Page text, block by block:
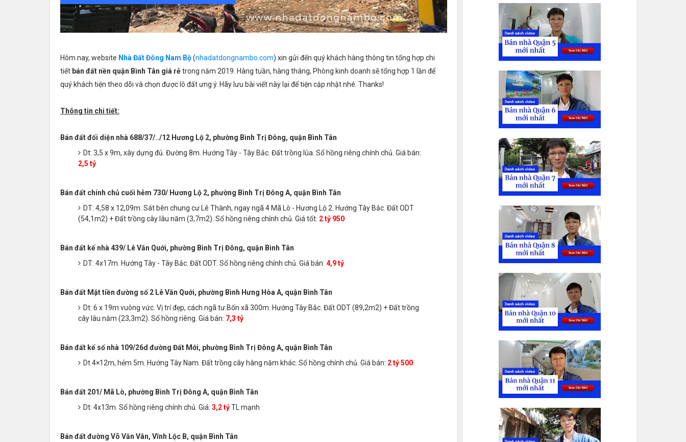
Hôm nay, website Nhà Đất Đông Nam Bộ(nhadatdongnambo.com) xin gửi đến quý khách hàng thông tin tổng hợp chi
tiết bán đất nền quận Bình Tân giá rẻtrong năm 2019. Hàng tuần, hàng tháng, Phòng kinh doanh sẽ tổng hợp 1 lần để
quý khách tiện theo dõi và chọn được lô đất ưng ý. Hãy lưu bài viết này lại để tiện cập nhật nhé. Thanks!
Thông tin chi tiết:
Bán đất đối diện nhà 688/37/../12 Hương Lộ 2, phường Bình Trị Đông, quận Bình Tân
Dt: 3,5 x 9m, xây dựng đủ. Đường 8m. Hướng Tây - Tây Bắc. Đất trồng lúa. Sổ hồng riêng chính chủ. Giá bán:
2,5 tỷ
Bán đất chính chủ cuối hẻm 730/ Hương Lộ 2, phường Bình Trị Đông A, quận Bình Tân
DT: 4,58 x 12,09m. Sát bên chung cư Lê Thành, ngay ngã 4 Mã Lò - Hương Lộ 2. Hướng Tây Bắc. Đất ODT
(54,1m2) + Đất trồng cây lâu năm (3,7m2). Sổ hồng riêng chính chủ. Giá tốt: 2 tỷ 950
Bán đất kế nhà 439/ Lê Văn Quới, phường Bình Trị Đông, quận Bình Tân
DT: 4x17m. Hướng Tây - Tây Bắc. Đất ODT. Sổ hồng riêng chính chủ. Giá bán: 4,9 tỷ
Bán đất Mặt tiền đường số 2 Lê Văn Quới, phường Bình Hưng Hòa A, quận Bình Tân
Dt: 6 x 19m vuông vức. Vị trí đẹp, cách ngã tư Bốn xã 300m. Hướng Tây Bắc. Đất ODT (89,2m2) + Đất trồng
cây lâu năm (23,3m2). Sổ hồng riêng. Giá bán: 7,3 tỷ
Bán đất kế số nhà 109/26d đường Đất Mới, phường Bình Trị Đông A, quận Bình Tân
Dt 4×12m, hẻm 5m. Hướng Tây Nam. Đất trồng cây hàng năm khác. Sổ hồng chính chủ. Giá bán: 2 tỷ 500
Bán đất 201/ Mã Lò, phường Bình Trị Đông A, quận Bình Tân
Dt: 4x13m. Sổ hồng riêng chính chủ. Giá: 3,2 tỷTL mạnh
Bán đất đường Võ Văn Vân, Vĩnh Lộc B, quận Bình Tân